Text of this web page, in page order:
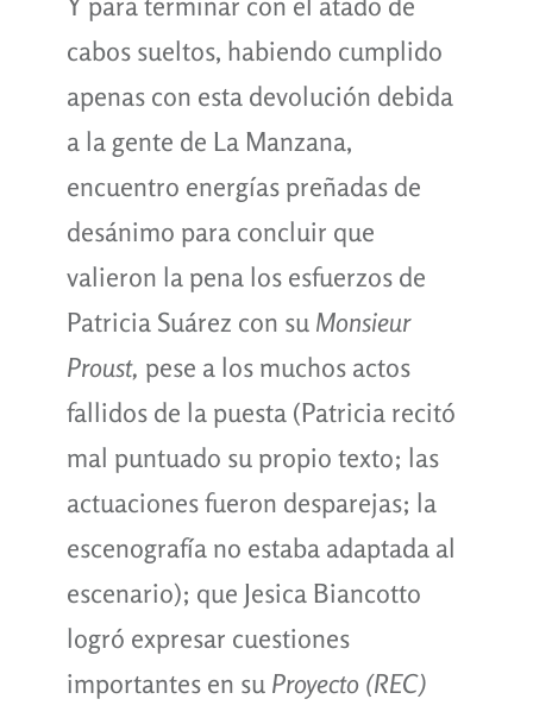
cabos sueltos, habiendo cumplido
apenas con esta devolución debida
a la gente de La Manzana,
encuentro energías preñadas de
desánimo para concluir que
valieron la pena los esfuerzos de
Patricia Suárez con su Monsieur
Proust, pese a los muchos actos
fallidos de la puesta (Patricia recitó
mal puntuado su propio texto; las
actuaciones fueron desparejas; la
escenografía no estaba adaptada al
escenario); que Jesica Biancotto
logró expresar cuestiones
importantes en su Proyecto (REC)